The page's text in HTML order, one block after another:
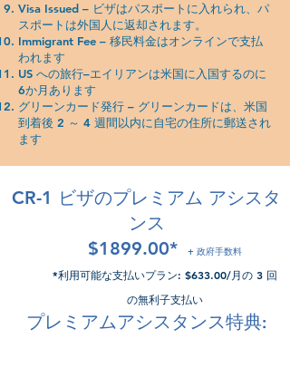
Visa Issued – ビザはパスポートに入れられ、パ
スポートは外国人に返却されます。
Immigrant Fee – 移民料金はオンラインで支払
われます
US への旅行–エイリアンは米国に入国するのに
6か月あります
グリーンカード発行 – グリーンカードは、米国
到着後 2 ～ 4 週間以内に自宅の住所に郵送され
ます
CR-1 ビザのプレミアム アシスタ
ンス
$1899.00*
+ 政府手数料
*利用可能な支払いプラン: $633.00/月の 3 回
の無利子支払い
プレミアムアシスタンス特典: